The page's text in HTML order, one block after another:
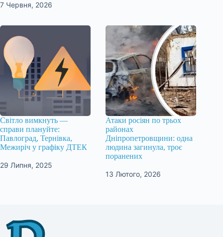
7 Червня, 2026
Світло вимкнуть —
справи плануйте:
Павлоград, Тернівка,
Межиріч у графіку ДТЕК
29 Липня, 2025
Атаки росіян по трьох
районах
Дніпропетровщини: одна
людина загинула, троє
поранених
13 Лютого, 2026